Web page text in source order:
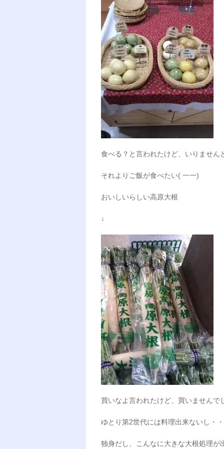
食べる？と言われたけど、いりません
それよりご飯が食べたい( 一一)
おいしいらしい高原大根
↓
買いなよ言われたけど、買いませんで
ゆとり第2世代には料理出来ないし・・
独身だし、こんなに大きな大根処理が